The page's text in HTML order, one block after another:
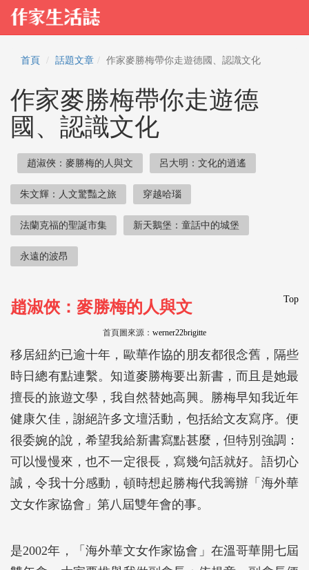
首頁 話題文章 作家麥勝梅帶你走遊德國、認識文化
作家麥勝梅帶你走遊德
國、認識文化
趙淑俠：麥勝梅的人與文 呂大明：文化的逍遙
朱文輝：人文驚豔之旅 穿越哈瑙
法蘭克福的聖誕市集 新天鵝堡：童話中的城堡
永遠的波昂
Top
趙淑俠：麥勝梅的人與文
首頁圖來源： werner22brigitte
移居紐約已逾十年，歐華作協的朋友都很念舊，隔些
時日總有點連繫。知道麥勝梅要出新書，而且是她最
擅長的旅遊文學，我自然替她高興。勝梅早知我近年
健康欠佳，謝絕許多文壇活動，包括給文友寫序。便
很委婉的說，希望我給新書寫點甚麼，但特別強調：
可以慢慢來，也不一定很長，寫幾句話就好。語切心
誠，令我十分感動，頓時想起勝梅代我籌辦「海外華
文女作家協會」第八屆雙年會的事。
是2002年，「海外華文女作家協會」在溫哥華開七屆